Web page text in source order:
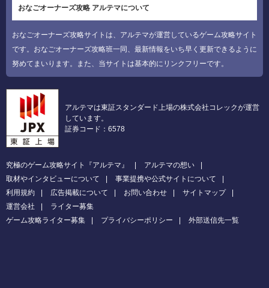
おなごオーナーズ攻略 アルテマについて
おなごオーナーズ攻略サイトは、アルテマが運営しているゲーム攻略サイト
です。おなごオーナーズ攻略班一同、最新情報をいち早く更新できるように
努めてまいります。また、当サイトは基本的にリンクフリーです。
アルテマは東証スタンダード上場の株式会社コレックが運営
しています。
証券コード：6578
究極のゲーム攻略サイト『アルテマ』
アルテマの想い
取材やインタビューについて
事業提携や公式サイトについて
利用規約
広告掲載について お問い合わせ
サイトマップ
運営会社
ライター募集
ゲーム攻略ライター募集
プライバシーポリシー 外部送信先一覧